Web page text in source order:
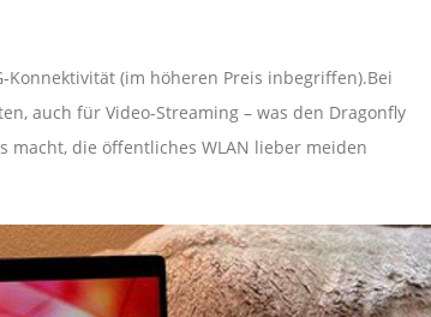
(im höheren Preis inbegriffen).Bei
auch für Video-Streaming – was den Dragonfly
die öffentliches WLAN lieber meiden